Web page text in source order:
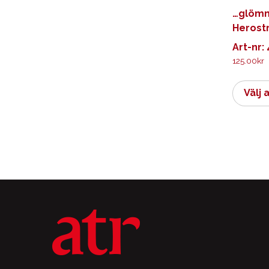
Art-nr:
125.00kr
Välj